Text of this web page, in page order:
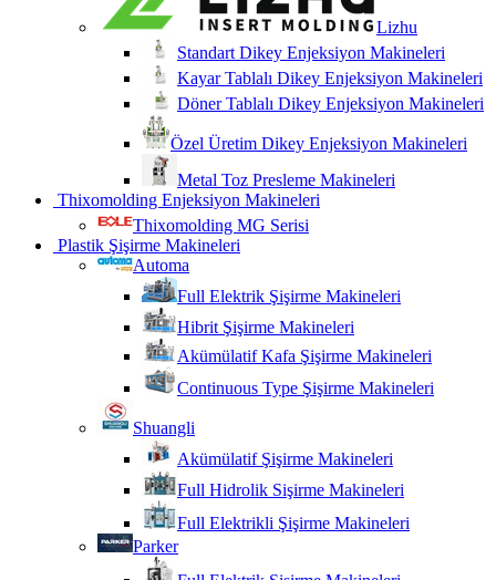
Lizhu
Standart Dikey Enjeksiyon Makineleri
Kayar Tablalı Dikey Enjeksiyon Makineleri
Döner Tablalı Dikey Enjeksiyon Makineleri
Özel Üretim Dikey Enjeksiyon Makineleri
Metal Toz Presleme Makineleri
Thixomolding Enjeksiyon Makineleri
Thixomolding MG Serisi
Plastik Şişirme Makineleri
Automa
Full Elektrik Şişirme Makineleri
Hibrit Şişirme Makineleri
Akümülatif Kafa Şişirme Makineleri
Continuous Type Şişirme Makineleri
Shuangli
Akümülatif Şişirme Makineleri
Full Hidrolik Sişirme Makineleri
Full Elektrikli Şişirme Makineleri
Parker